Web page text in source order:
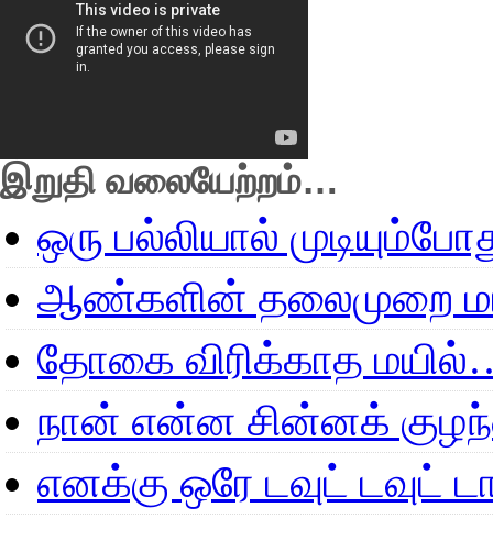
இறுதி வலையேற்றம்…
ஒரு பல்லியால்
ஆண்களின் தலைமுறை
தோகை விரிக்காத
நான் என்ன சின்னக்
எனக்கு ஒரே டவுட் டவுட்